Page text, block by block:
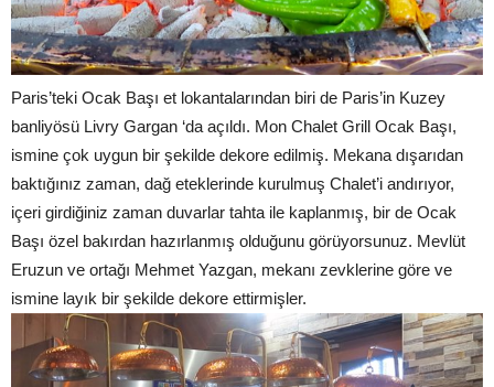
Paris’teki Ocak Başı et lokantalarından biri de Paris’in Kuzey
banliyösü Livry Gargan ‘da açıldı. Mon Chalet Grill Ocak Başı,
ismine çok uygun bir şekilde dekore edilmiş. Mekana dışarıdan
baktığınız zaman, dağ eteklerinde kurulmuş Chalet’i andırıyor,
içeri girdiğiniz zaman duvarlar tahta ile kaplanmış, bir de Ocak
Başı özel bakırdan hazırlanmış olduğunu görüyorsunuz. Mevlüt
Eruzun ve ortağı Mehmet Yazgan, mekanı zevklerine göre ve
ismine layık bir şekilde dekore ettirmişler.